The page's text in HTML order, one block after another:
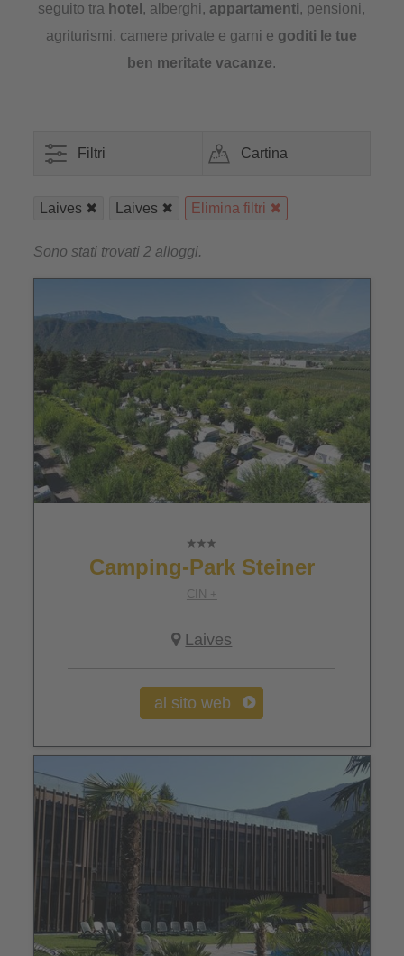
seguito tra hotel , alberghi, appartamenti, pensioni,
agriturismi, camere private e garni e goditi le tue
ben meritate vacanze.
Filtri Cartina
Laives Laives Elimina filtri
Sono stati trovati 2 alloggi.
Camping-Park Steiner
CIN +
Laives
al sito web